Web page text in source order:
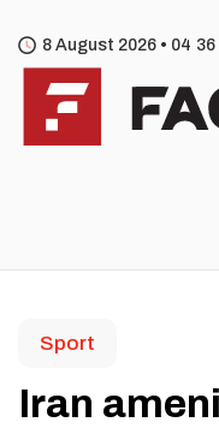
8 August 2026 • 04 36
Sport
Iran